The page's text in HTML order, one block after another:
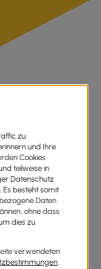
Baumaterial
sondern
von Velux
neue Wände